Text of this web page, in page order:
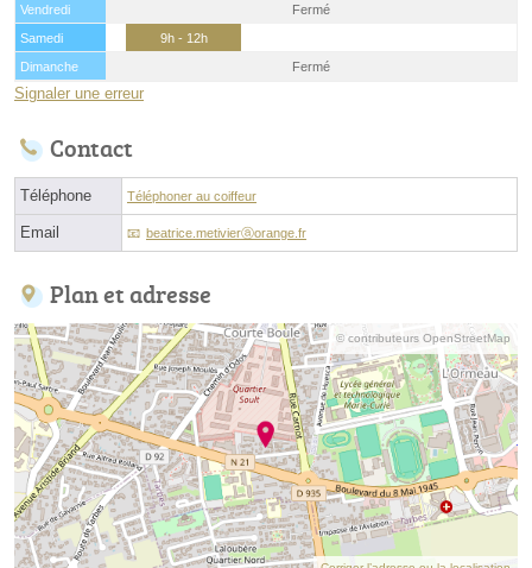
Vendredi
Fermé
Samedi
9h - 12h
Dimanche
Fermé
Signaler une erreur
Contact
Téléphone Téléphoner au coiffeur
Email beatrice.metivierⓐorange.fr
Plan et adresse
© contributeurs OpenStreetMap